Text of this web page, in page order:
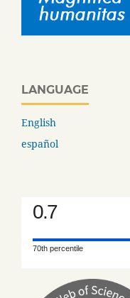
LANGUAGE
English
español
0.7
70th percentile